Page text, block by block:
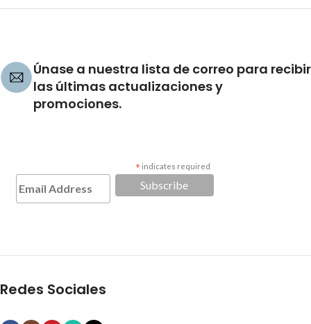
Únase a nuestra lista de correo para recibir
las últimas actualizaciones y
promociones.
* indicates required
Redes Sociales